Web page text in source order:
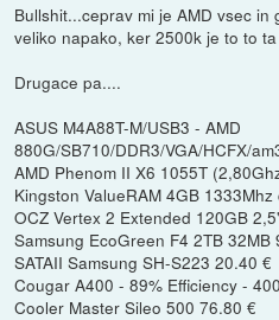
Bullshit...ceprav mi je AMD vsec
veliko napako, ker 2500k je to to
Drugace pa....
ASUS M4A88T-M/USB3 - AMD
880G/SB710/DDR3/VGA/HCFX/
AMD Phenom II X6 1055T
Kingston ValueRAM 4GB
OCZ Vertex 2 Extended 120GB
Samsung EcoGreen F4 2TB 32MB
SATAII Samsung SH-S223 20.40 €
Cougar A400 - 89% Efficiency -
Cooler Master Sileo 500 76.80 €